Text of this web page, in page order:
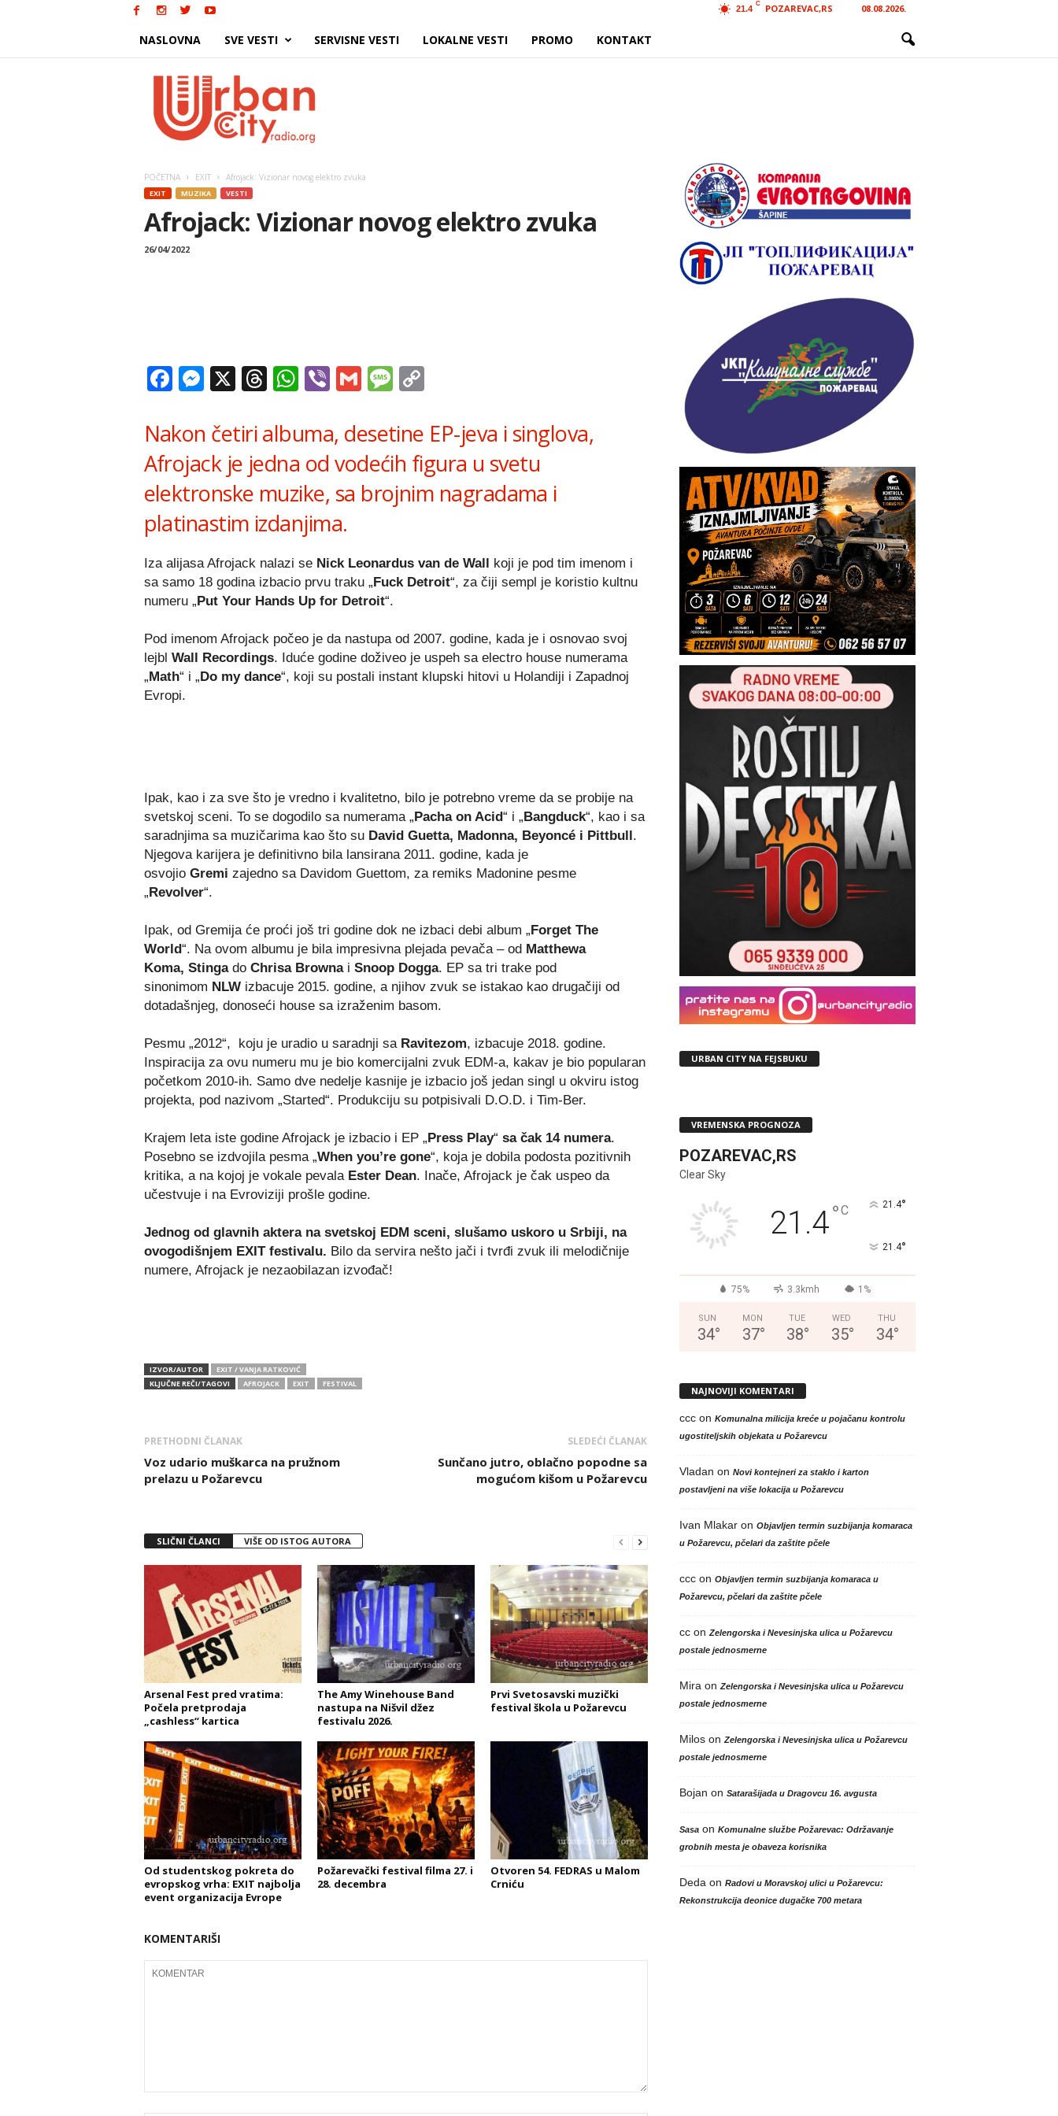
21.4
C POZAREVAC,RS 08.08.2026.
NASLOVNA SVE VESTI SERVISNE VESTI LOKALNE VESTI PROMO KONTAKT
POČETNA EXIT Afrojack: Vizionar novog elektro zvuka
EXIT MUZIKA VESTI
Afrojack: Vizionar novog elektro zvuka
26/04/2022
Facebook
Messenger
X Threads
WhatsApp
ViberGmailMessage
Nakon četiri albuma, desetine EP-jeva i singlova,
Afrojack je jedna od vodećih figura u svetu
elektronske muzike, sa brojnim nagradama i
platinastim izdanjima.
Iza alijasa Afrojack nalazi se Nick Leonardus van de Wall koji je pod tim imenom i
sa samo 18 godina izbacio prvu traku „Fuck Detroit“, za čiji sempl je koristio kultnu
numeru „Put Your Hands Up for Detroit“.
Pod imenom Afrojack počeo je da nastupa od 2007. godine, kada je i osnovao svoj
lejbl Wall Recordings. Iduće godine doživeo je uspeh sa electro house numerama
„Math“ i „Do my dance“, koji su postali instant klupski hitovi u Holandiji i Zapadnoj
Evropi.
Ipak, kao i za sve što je vredno i kvalitetno, bilo je potrebno vreme da se probije na
svetskoj sceni. To se dogodilo sa numerama „Pacha on Acid“ i „Bangduck“, kao i sa
saradnjima sa muzičarima kao što su David Guetta, Madonna, Beyoncé i Pittbull.
Njegova karijera je definitivno bila lansirana 2011. godine, kada je
osvojio Gremi zajedno sa Davidom Guettom, za remiks Madonine pesme
„Revolver“.
Ipak, od Gremija će proći još tri godine dok ne izbaci debi album „Forget The
World“. Na ovom albumu je bila impresivna plejada pevača – od Matthewa
Koma, Stingado Chrisa Brownai Snoop Dogga. EP sa tri trake pod
sinonimom NLWizbacuje 2015. godine, a njihov zvuk se istakao kao drugačiji od
dotadašnjeg, donoseći house sa izraženim basom.
Pesmu „2012“, koju je uradio u saradnji sa Ravitezom, izbacuje 2018. godine.
Inspiracija za ovu numeru mu je bio komercijalni zvuk EDM-a, kakav je bio popularan
početkom 2010-ih. Samo dve nedelje kasnije je izbacio još jedan singl u okviru istog
projekta, pod nazivom „Started“. Produkciju su potpisivali D.O.D. i Tim-Ber.
Krajem leta iste godine Afrojack je izbacio i EP „Press Play“ sa čak 14 numera.
Posebno se izdvojila pesma „When you’re gone“, koja je dobila podosta pozitivnih
kritika, a na kojoj je vokale pevalaEster Dean. Inače, Afrojack je čak uspeo da
učestvuje i na Evroviziji prošle godine.
Jednog od glavnih aktera na svetskoj EDM sceni, slušamo uskoro u Srbiji, na
ovogodišnjem EXIT festivalu. Bilo da servira nešto jači i tvrđi zvuk ili melodičnije
numere, Afrojack je nezaobilazan izvođač!
IZVOR/AUTOR
EXIT / VANJA RATKOVIĆ
KLJUČNE REČI/TAGOVI
AFROJACK EXIT FESTIVAL
PRETHODNI ČLANAK
Voz udario muškarca na pružnom
prelazu u Požarevcu
SLEDEĆI ČLANAK
Sunčano jutro, oblačno popodne sa
mogućom kišom u Požarevcu
SLIČNI ČLANCI VIŠE OD ISTOG AUTORA
Arsenal Fest pred vratima:
Počela pretprodaja
„cashless“ kartica
The Amy Winehouse Band
nastupa na Nišvil džez
festivalu 2026.
Prvi Svetosavski muzički
festival škola u Požarevcu
Od studentskog pokreta do
evropskog vrha: EXIT najbolja
event organizacija Evrope
Požarevački festival filma 27. i
28. decembra
Otvoren 54. FEDRAS u Malom
Crniću
KOMENTARIŠI
URBAN CITY NA FEJSBUKU
VREMENSKA PROGNOZA
POZAREVAC,RS
Clear Sky
21.4°C 21.4°
21.4°
75% 3.3kmh 1%
SUN
34°
MON
37°
TUE
38°
WED
35°
THU
34°
NAJNOVIJI KOMENTARI
cccon Komunalna milicija kreće u pojačanu kontrolu
ugostiteljskih objekata u Požarevcu
Vladan on Novi kontejneri za staklo i karton
postavljeni na više lokacija u Požarevcu
Ivan Mlakaron Objavljen termin suzbijanja komaraca
u Požarevcu, pčelari da zaštite pčele
cccon Objavljen termin suzbijanja komaraca u
Požarevcu, pčelari da zaštite pčele
ccon Zelengorska i Nevesinjska ulica u Požarevcu
postale jednosmerne
Mira on Zelengorska i Nevesinjska ulica u Požarevcu
postale jednosmerne
Miloson Zelengorska i Nevesinjska ulica u Požarevcu
postale jednosmerne
Bojan on Satarašijada u Dragovcu 16. avgusta
Sasaon Komunalne službe Požarevac: Održavanje
grobnih mesta je obaveza korisnika
Deda on Radovi u Moravskoj ulici u Požarevcu:
Rekonstrukcija deonice dugačke 700 metara